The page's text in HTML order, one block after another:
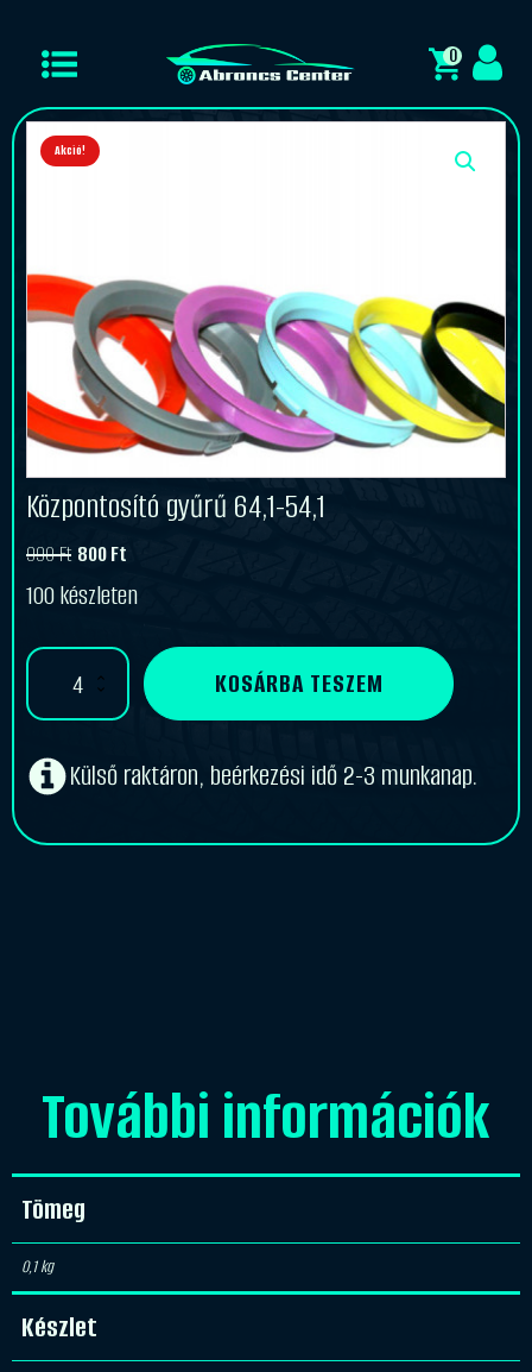
0
Akció!
Központosító gyűrű 64,1-54,1
990Ft
price
was:
990 Ft.
800Ft
price
is:
800 Ft.
100 készleten
Központosító
64,1-
mennyiség
KOSÁRBA TESZEM
Külső raktáron, beérkezési idő 2-3 munkanap.
További információk
Tömeg
0,1 kg
Készlet